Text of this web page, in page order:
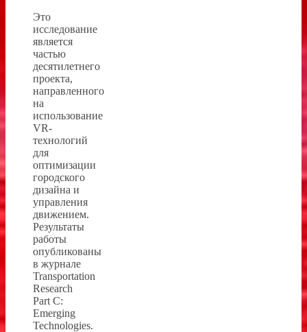
Это
исследование
является
частью
десятилетнего
проекта,
направленного
на
использование
VR-
технологий
для
оптимизации
городского
дизайна и
управления
движением.
Результаты
работы
опубликованы
в журнале
Transportation
Research
Part C:
Emerging
Technologies.